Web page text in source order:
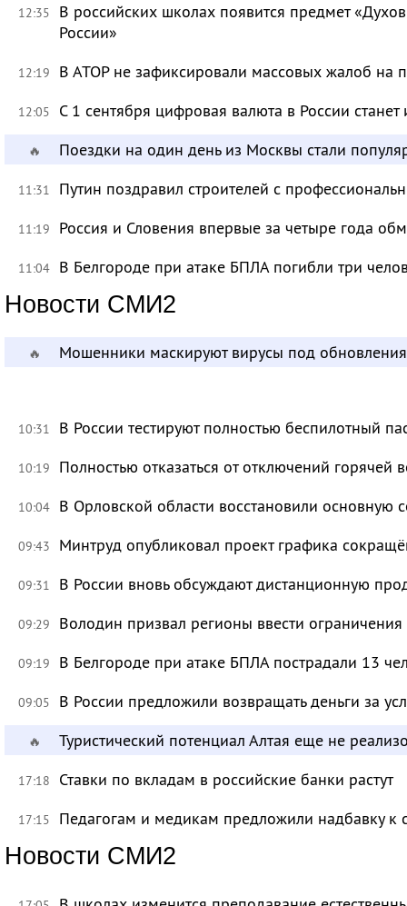
12:35
В российских школах появится предмет
России»
12:19 В АТОР не зафиксировали массовых жалоб на
12:05 С 1 сентября цифровая валюта в России
🔥 Поездки на один день из Москвы стали
11:31 Путин поздравил строителей с
11:19 Россия и Словения впервые за четыре года
11:04 В Белгороде при атаке БПЛА погибли три
Новости СМИ2
🔥 Мошенники маскируют вирусы под
10:31 В России тестируют полностью беспилотный
10:19 Полностью отказаться от отключений горячей
10:04 В Орловской области восстановили основную
09:43 Минтруд опубликовал проект графика
09:31 В России вновь обсуждают дистанционную
09:29 Володин призвал регионы ввести
09:19 В Белгороде при атаке БПЛА пострадали 13
09:05 В России предложили возвращать деньги за
🔥 Туристический потенциал Алтая еще не
17:18 Ставки по вкладам в российские банки растут
17:15 Педагогам и медикам предложили надбавку к
Новости СМИ2